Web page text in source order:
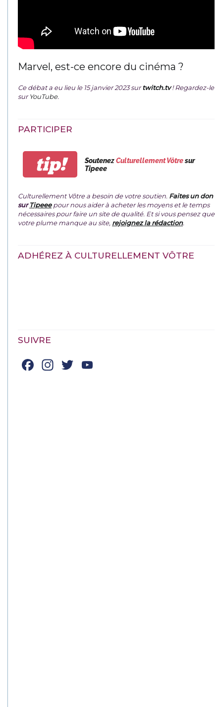
Marvel, est-ce encore du cinéma ?
Ce débat a eu lieu le 15 janvier 2023 surtwitch.tv ! Regardez-le
surYouTube.
PARTICIPER
tip! SoutenezCulturellement Vôtresur
Tipeee
Culturellement Vôtre a besoin de votre soutien. Faites un don
surTipeeepour nous aider à acheter les moyens et le temps
nécessaires pour faire un site de qualité. Et si vous pensez que
votre plume manque au site, rejoignez la rédaction.
ADHÉREZ À CULTURELLEMENT VÔTRE
SUIVRE
Facebook
Instagram
Twitter